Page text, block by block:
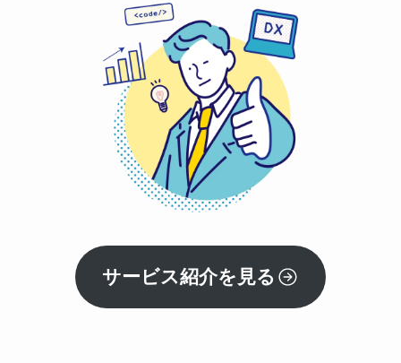
サービス紹介を見る